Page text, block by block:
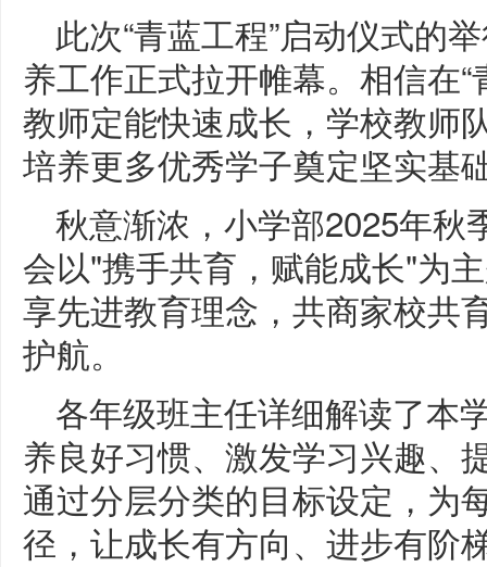
此次“青蓝工程”启动仪式的
养工作正式拉开帷幕。相信在
教师定能快速成长，学校教师
培养更多优秀学子奠定坚实基
秋意渐浓，小学部2025年秋
会以"携手共育，赋能成长"为
享先进教育理念，共商家校共
护航。
各年级班主任详细解读了本
养良好习惯、激发学习兴趣、
通过分层分类的目标设定，为
径，让成长有方向、进步有阶